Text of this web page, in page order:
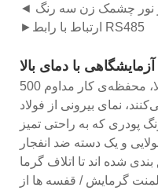
نور چشمک زن سه رنگ
►ارتباط با رابط RS485
با دمای بالا
اجاق‌های آزمایشگاهی با دمای بالا، محفظه‌ی کار مداوم 500
نمای بیرونی از فولاد
پودری که به راحتی تمیز
و یک دسته ضد انفجار
شده اند تا اتلاف گرما
گرمایش / قفسه ها از